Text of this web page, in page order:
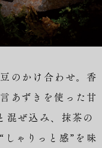
のかけ合わせ。香
あずきを使った甘
混ぜ込み、抹茶の
ゃりっと感”を味